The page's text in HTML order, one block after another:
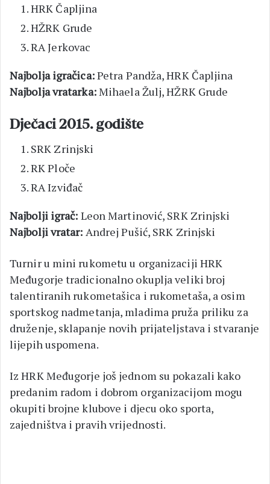
HRK Čapljina
HŽRK Grude
RA Jerkovac
Najbolja igračica:Petra Pandža, HRK Čapljina
Najbolja vratarka:Mihaela Žulj, HŽRK Grude
Dječaci 2015. godište
SRK Zrinjski
RK Ploče
RA Izviđač
Najbolji igrač: Leon Martinović, SRK Zrinjski
Najbolji vratar: Andrej Pušić, SRK Zrinjski
Turnir u mini rukometu u organizaciji HRK
Međugorje tradicionalno okuplja veliki broj
talentiranih rukometašica i rukometaša, a osim
sportskog nadmetanja, mladima pruža priliku za
druženje, sklapanje novih prijateljstava i stvaranje
lijepih uspomena.
Iz HRK Međugorje još jednom su pokazali kako
predanim radom i dobrom organizacijom mogu
okupiti brojne klubove i djecu oko sporta,
zajedništva i pravih vrijednosti.